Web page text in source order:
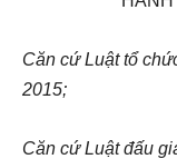
Căn cứ Luật tổ
2015;
Căn cứ Luật đấu